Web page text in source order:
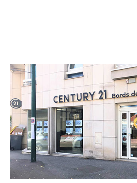
CENTURY 21
23 rue
NOGENT SUR
Envoyer un
Téléphoner à